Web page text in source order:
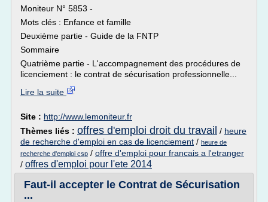
Moniteur N° 5853 -
Mots clés : Enfance et famille
Deuxième partie - Guide de la FNTP
Sommaire
Quatrième partie - L'accompagnement des procédures de
licenciement : le contrat de sécurisation professionnelle...
Lire la suite
Site : http://www.lemoniteur.fr
Thèmes liés : offres d'emploi droit du travail / heure
de recherche d'emploi en cas de licenciement / heure de
recherche d'emploi csp / offre d'emploi pour francais a l'etranger
/ offres d'emploi pour l'ete 2014
Faut-il accepter le Contrat de Sécurisation
...